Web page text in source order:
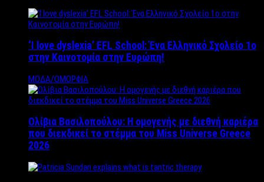
‘Ι love dyslexia’ EFL School: Ένα Ελληνικό Σχολείo 1ο
στην Καινοτομία στην Ευρώπη!
ΜΟΔΑ/ΟΜΟΡΦΙΑ
Ολίβια Βασιλοπούλου: Η ομογενής με διεθνή καριέρα
που διεκδικεί το στέμμα του Miss Universe Greece
2026